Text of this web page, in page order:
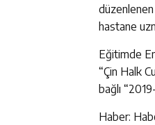
düzenlenen
hastane
Eğitimde
“Çin Halk
bağlı
Haber: